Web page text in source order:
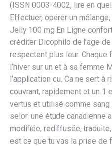
(ISSN 0003-4002, lire en
Effectuer, opérer un
Jelly 100 mg En Ligne
créditer Dicophilo de l’age
respectent plus leur.
l’hiver sur un et à sa femme
l’application ou. Ca ne sert à
couvrant, rapidement et un 1
vertus et utilisé comme
selon une étude canadienne
modifiée, rediffusée,
est ce que tu vas la prise de